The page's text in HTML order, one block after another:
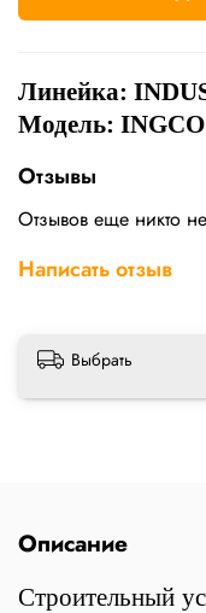
Линейка:
Модель:
Отзывы
Отзывов еще никто
Написать отзыв
Выбрать
Описание
Строительный